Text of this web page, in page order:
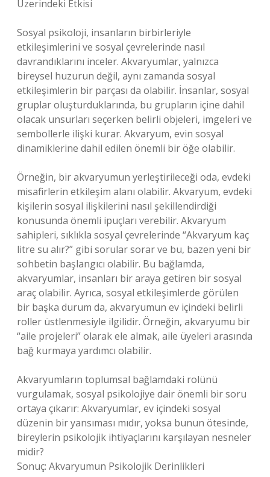
Üzerindeki Etkisi
Sosyal psikoloji, insanların birbirleriyle
etkileşimlerini ve sosyal çevrelerinde nasıl
davrandıklarını inceler. Akvaryumlar, yalnızca
bireysel huzurun değil, aynı zamanda sosyal
etkileşimlerin bir parçası da olabilir. İnsanlar, sosyal
gruplar oluşturduklarında, bu grupların içine dahil
olacak unsurları seçerken belirli objeleri, imgeleri ve
sembollerle ilişki kurar. Akvaryum, evin sosyal
dinamiklerine dahil edilen önemli bir öğe olabilir.
Örneğin, bir akvaryumun yerleştirileceği oda, evdeki
misafirlerin etkileşim alanı olabilir. Akvaryum, evdeki
kişilerin sosyal ilişkilerini nasıl şekillendirdiği
konusunda önemli ipuçları verebilir. Akvaryum
sahipleri, sıklıkla sosyal çevrelerinde “Akvaryum kaç
litre su alır?” gibi sorular sorar ve bu, bazen yeni bir
sohbetin başlangıcı olabilir. Bu bağlamda,
akvaryumlar, insanları bir araya getiren bir sosyal
araç olabilir. Ayrıca, sosyal etkileşimlerde görülen
bir başka durum da, akvaryumun ev içindeki belirli
roller üstlenmesiyle ilgilidir. Örneğin, akvaryumu bir
“aile projeleri” olarak ele almak, aile üyeleri arasında
bağ kurmaya yardımcı olabilir.
Akvaryumların toplumsal bağlamdaki rolünü
vurgulamak, sosyal psikolojiye dair önemli bir soru
ortaya çıkarır: Akvaryumlar, ev içindeki sosyal
düzenin bir yansıması mıdır, yoksa bunun ötesinde,
bireylerin psikolojik ihtiyaçlarını karşılayan nesneler
midir?
Sonuç: Akvaryumun Psikolojik Derinlikleri